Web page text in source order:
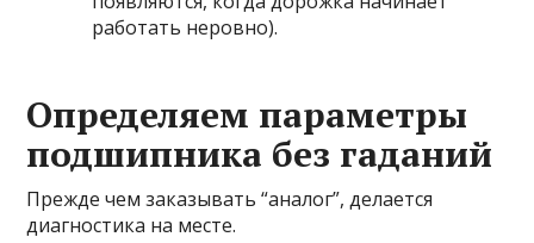
работать неровно).
Определяем параметры
подшипника без гаданий
Прежде чем заказывать “аналог”, делается
диагностика на месте.